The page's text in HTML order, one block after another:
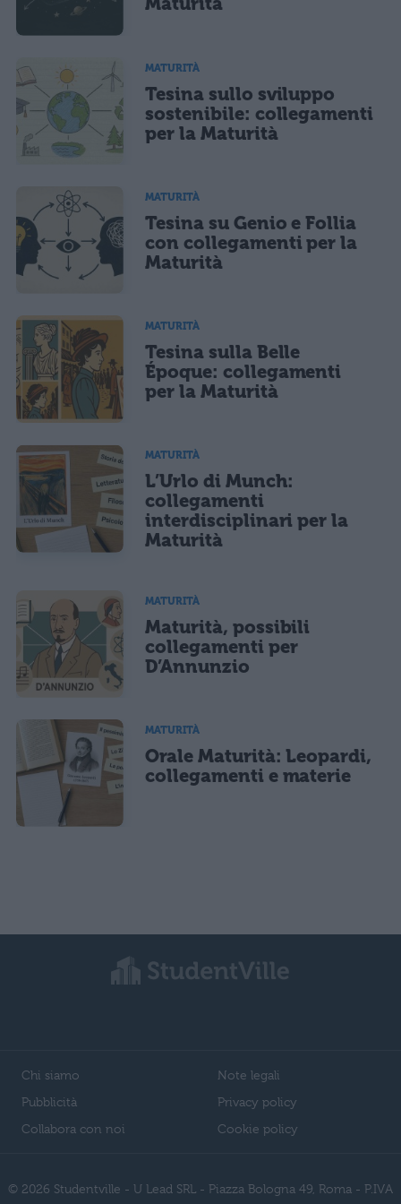
MATURITÀ
Tesina sullo sviluppo
sostenibile: collegamenti
per la Maturità
MATURITÀ
Tesina su Genio e Follia
con collegamenti per la
Maturità
MATURITÀ
Tesina sulla Belle
Époque: collegamenti
per la Maturità
MATURITÀ
L’Urlo di Munch:
collegamenti
interdisciplinari per la
Maturità
MATURITÀ
Maturità, possibili
collegamenti per
D’Annunzio
MATURITÀ
Orale Maturità: Leopardi,
collegamenti e materie
Chi siamo
Pubblicità
Collabora con noi
Note legali
Privacy policy
Cookie policy
© 2026 Studentville - U Lead SRL - Piazza Bologna 49, Roma - P.IVA